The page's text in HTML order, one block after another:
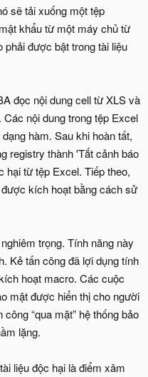
sẽ tải xuống một tệp
khẩu từ một máy chủ từ
được bật trong tài liệu
đọc nội dung cell từ XLS và
nội dung trong tệp Excel
hàm. Sau khi hoàn tất,
registry thành 'Tắt cảnh báo
hại từ tệp Excel. Tiếp theo,
kích hoạt bằng cách sử
trọng. Tính năng này
Kẻ tấn công đã lợi dụng tính
hoạt macro. Các cuộc
mật được hiển thị cho người
“qua mặt” hệ thống bảo
lặng.
liệu độc hại là điểm xâm